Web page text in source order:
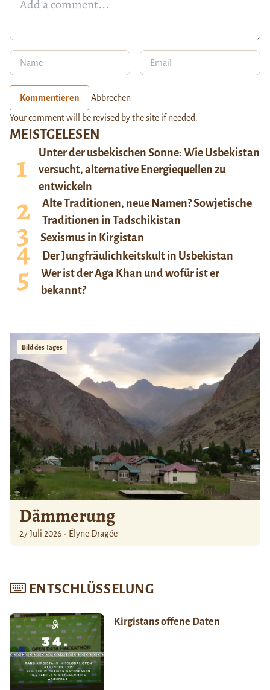
MEISTGELESEN
Unter der usbekischen Sonne: Wie Usbekistan
versucht, alternative Energiequellen zu
entwickeln
Alte Traditionen, neue Namen? Sowjetische
Traditionen in Tadschikistan
Sexismus in Kirgistan
Der Jungfräulichkeitskult in Usbekistan
Wer ist der Aga Khan und wofür ist er
bekannt?
Bild des Tages
Dämmerung
27 Juli 2026 - Élyne Dragée
ENTSCHLÜSSELUNG
Kirgistans offene Daten
Kommentieren Abbrechen
Your comment will be revised by the site if needed.